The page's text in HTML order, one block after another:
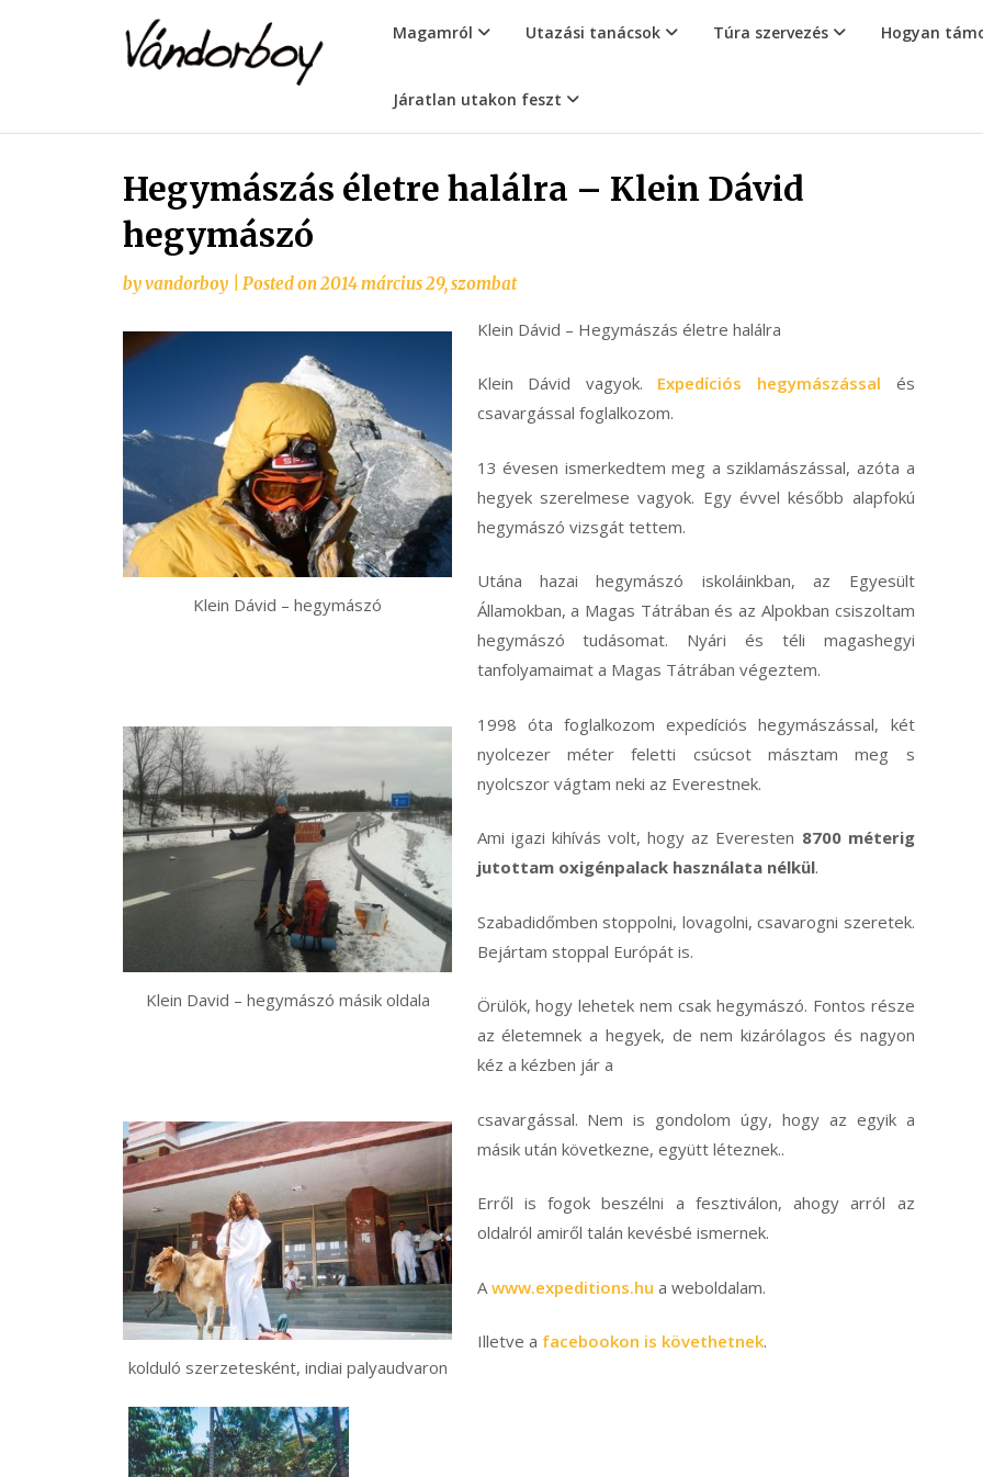
vandorboy
Magamról Utazási tanácsok Túra szervezés Hogyan
Járatlan utakon feszt
Hegymászás életre halálra – Klein Dávid
hegymászó
byvandorboy Posted on2014 március 29, szombat
Klein Dávid – hegymászó
Klein Dávid – Hegymászás életre halálra
Klein Dávid vagyok. Expedíciós hegymászással és
csavargással foglalkozom.
13 évesen ismerkedtem meg a sziklamászással, azóta a
hegyek szerelmese vagyok. Egy évvel később alapfokú
hegymászó vizsgát tettem.
Utána hazai hegymászó iskoláinkban, az Egyesült
Államokban, a Magas Tátrában és az Alpokban csiszoltam
hegymászó tudásomat. Nyári és téli magashegyi
tanfolyamaimat a Magas Tátrában végeztem.
Klein David – hegymászó másik oldala
1998 óta foglalkozom expedíciós hegymászással, két
nyolcezer méter feletti csúcsot másztam meg s
nyolcszor vágtam neki az Everestnek.
Ami igazi kihívás volt, hogy az Everesten 8700 méterig
jutottam oxigénpalack használata nélkül.
Szabadidőmben stoppolni, lovagolni, csavarogni szeretek.
Bejártam stoppal Európát is.
Örülök, hogy lehetek nem csak hegymászó. Fontos része
az életemnek a hegyek, de nem kizárólagos és nagyon
kéz a kézben jár a
kolduló szerzetesként, indiai palyaudvaron
csavargással. Nem is gondolom úgy, hogy az egyik a
másik után következne, együtt léteznek..
Erről is fogok beszélni a fesztiválon, ahogy arról az
oldalról amiről talán kevésbé ismernek.
A www.expeditions.hu a weboldalam.
Illetve a facebookon is követhetnek.